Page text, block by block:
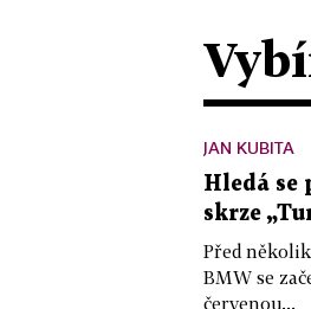
JAN KUBITA
Hledá se
skrze
Před
BMW se
červenou...